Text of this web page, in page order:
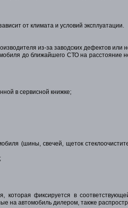
от климата и условий эксплуатации.
из-за заводских дефектов или
до ближайшего СТО на расстояние
в сервисной книжке;
(шины, свечей, щеток
фиксируется в
на автомобиль дилером, также